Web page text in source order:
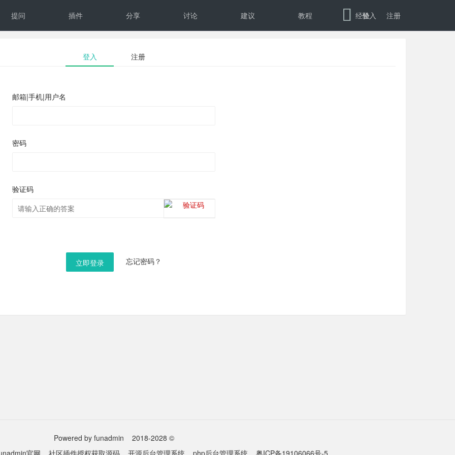
提问 插件 分享 讨论 建议 教程 经验登入 注册
登入 注册
邮箱|手机|用户名
密码
验证码
立即登录 忘记密码？
Powered by funadmin
2018-2028 ©
官网 社区插件授权获取源码 开源后台管理系统 php后台管理系统 粤ICP备19106066号-5